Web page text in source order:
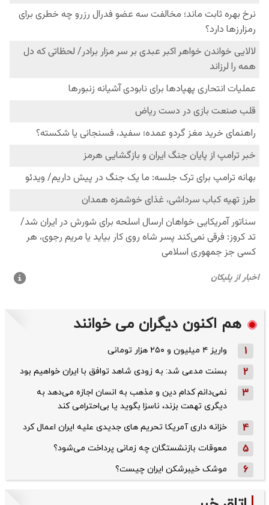
هم اکنون دیگران می خوانند
1 واریز ۴ میلیون و ۲۵۰ هزار تومانی
2 بسنت مدعی شد: به زودی شاهد توافق با ایران خواهیم بود
3
نمی‌دانم کدام دین و مذهب به انسان اجازه می‌دهد به
دیگری تهمت بزند، ناسزا بگوید یا بی‌احترامی کند
4 خزانه داری آمریکا تحریم های جدیدی علیه ایران اعمال کرد
5 معوقات بازنشستگان چه زمانی پرداخت می‌شود؟
6 موشک خیبرشکن ایران چیست؟